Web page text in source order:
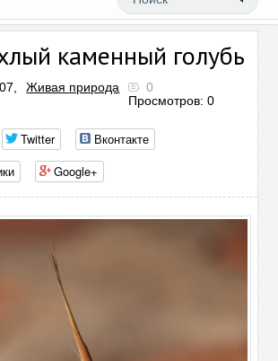
каменный голубь
Живая природа
0
Просмотров: 0
Twitter
Вконтакте
Google+